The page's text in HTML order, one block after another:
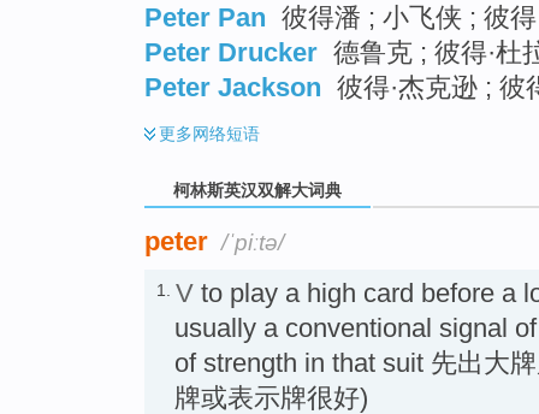
Peter Pan 彼得潘 ; 小飞侠 ; 彼
Peter Drucker 德鲁克 ; 彼得·杜
Peter Jackson 彼得·杰克逊 ; 彼
更多网络短语
柯林斯英汉双解大词典
peter /ˈpiːtə/
1. V to play a high card before a
usually a conventional signal
of strength in that suit 先出大
牌或表示牌很好)